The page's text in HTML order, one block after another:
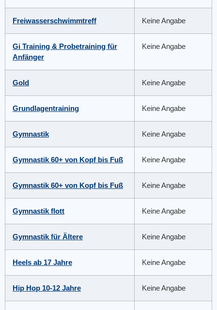
Freiwasserschwimmtreff Keine Angabe
Gi Training & Probetraining für
Anfänger
Keine Angabe
Gold Keine Angabe
Grundlagentraining Keine Angabe
Gymnastik Keine Angabe
Gymnastik 60+ von Kopf bis Fuß Keine Angabe
Gymnastik 60+ von Kopf bis Fuß Keine Angabe
Gymnastik flott Keine Angabe
Gymnastik für Ältere Keine Angabe
Heels ab 17 Jahre Keine Angabe
Hip Hop 10-12 Jahre Keine Angabe